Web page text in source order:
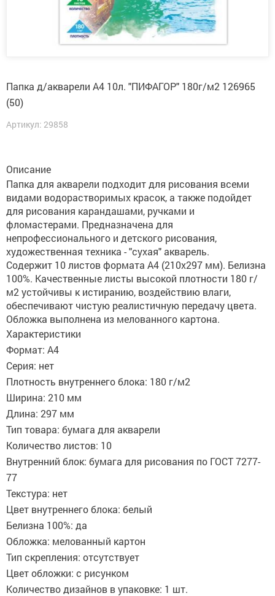
Папка д/акварели А4 10л. "ПИФАГОР" 180г/м2 126965
(50)
Артикул: 29858
Описание
Папка для акварели подходит для рисования всеми
видами водорастворимых красок, а также подойдет
для рисования карандашами, ручками и
фломастерами. Предназначена для
непрофессионального и детского рисования,
художественная техника - "сухая" акварель.
Содержит 10 листов формата А4 (210х297 мм). Белизна
100%. Качественные листы высокой плотности 180 г/
м2 устойчивы к истиранию, воздействию влаги,
обеспечивают чистую реалистичную передачу цвета.
Обложка выполнена из мелованного картона.
Характеристики
Формат: А4
Серия: нет
Плотность внутреннего блока: 180 г/м2
Ширина: 210 мм
Длина: 297 мм
Тип товара: бумага для акварели
Количество листов: 10
Внутренний блок: бумага для рисования по ГОСТ 7277-
77
Текстура: нет
Цвет внутреннего блока: белый
Белизна 100%: да
Обложка: мелованный картон
Тип скрепления: отсутствует
Цвет обложки: с рисунком
Количество дизайнов в упаковке: 1 шт.